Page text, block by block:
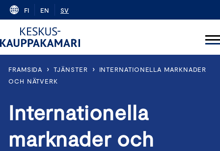
Skip
content
FI EN SV
FRAMSIDA › TJÄNSTER ›
INTERNATIONELLA MARKNADER
OCH NÄTVERK
Internationella
marknader och